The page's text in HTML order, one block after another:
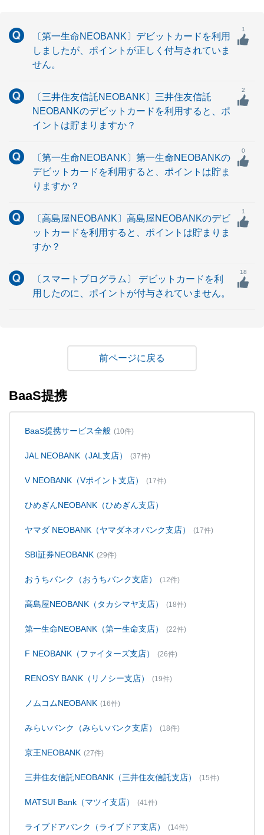
〔第一生命NEOBANK〕デビットカードを利用
しましたが、ポイントが正しく付与されていま
せん。
1
〔三井住友信託NEOBANK〕三井住友信託
NEOBANKのデビットカードを利用すると、ポ
イントは貯まりますか？
2
〔第一生命NEOBANK〕第一生命NEOBANKの
デビットカードを利用すると、ポイントは貯ま
りますか？
0
〔高島屋NEOBANK〕高島屋NEOBANKのデビ
ットカードを利用すると、ポイントは貯まりま
すか？
1
〔スマートプログラム〕 デビットカードを利
用したのに、ポイントが付与されていません。
18
戻る
BaaS提携
BaaS提携サービス全般 (10件)
JAL NEOBANK（JAL支店） (37件)
V NEOBANK（Vポイント支店） (17件)
ひめぎんNEOBANK（ひめぎん支店）
ヤマダ NEOBANK（ヤマダネオバンク支店） (17件)
SBI証券NEOBANK (29件)
おうちバンク（おうちバンク支店） (12件)
高島屋NEOBANK（タカシマヤ支店） (18件)
第一生命NEOBANK（第一生命支店） (22件)
F NEOBANK（ファイターズ支店） (26件)
RENOSY BANK（リノシー支店） (19件)
ノムコムNEOBANK (16件)
みらいバンク（みらいバンク支店） (18件)
京王NEOBANK (27件)
三井住友信託NEOBANK（三井住友信託支店） (15件)
MATSUI Bank（マツイ支店） (41件)
ライブドアバンク（ライブドア支店） (14件)